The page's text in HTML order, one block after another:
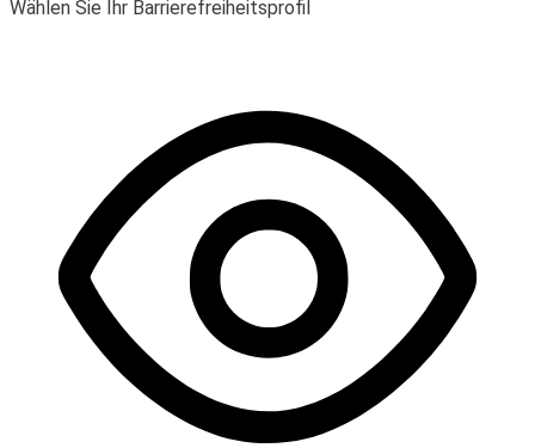
Wählen Sie Ihr Barrierefreiheitsprofil